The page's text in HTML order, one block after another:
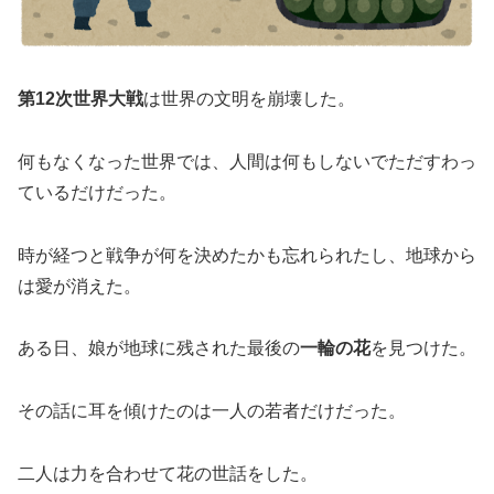
第12次世界大戦は世界の文明を崩壊した。
何もなくなった世界では、人間は何もしないでただすわっ
ているだけだった。
時が経つと戦争が何を決めたかも忘れられたし、地球から
は愛が消えた。
ある日、娘が地球に残された最後の一輪の花を見つけた。
その話に耳を傾けたのは一人の若者だけだった。
二人は力を合わせて花の世話をした。